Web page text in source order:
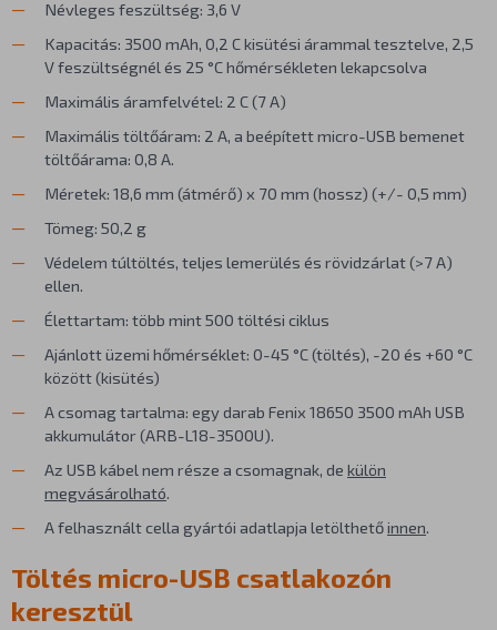
Névleges feszültség: 3,6 V
Kapacitás: 3500 mAh, 0,2 C kisütési árammal tesztelve, 2,5
V feszültségnél és 25 °C hőmérsékleten lekapcsolva
Maximális áramfelvétel: 2 C (7 A)
Maximális töltőáram: 2 A, a beépített micro-USB bemenet
töltőárama: 0,8 A.
Méretek: 18,6 mm (átmérő) x 70 mm (hossz) (+/- 0,5 mm)
Tömeg: 50,2 g
Védelem túltöltés, teljes lemerülés és rövidzárlat (>7 A)
ellen.
Élettartam: több mint 500 töltési ciklus
Ajánlott üzemi hőmérséklet: 0-45 °C (töltés), -20 és +60 °C
között (kisütés)
A csomag tartalma: egy darab Fenix 18650 3500 mAh USB
akkumulátor (ARB-L18-3500U).
Az USB kábel nem része a csomagnak, de külön
megvásárolható.
A felhasznált cella gyártói adatlapja letölthetőinnen.
Töltés micro-USB csatlakozón
keresztül